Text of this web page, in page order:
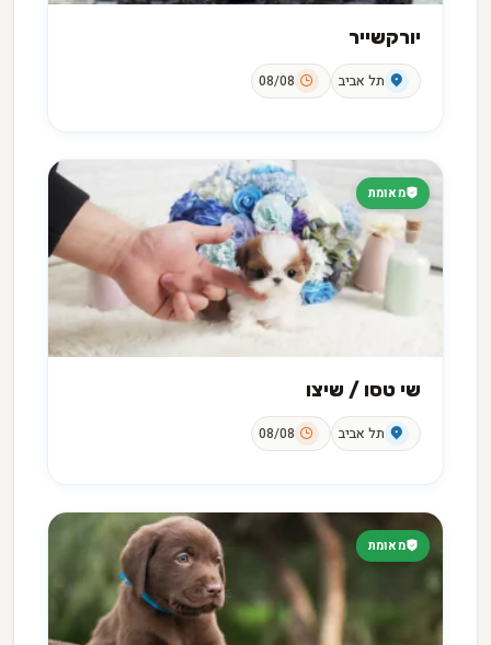
יורקשייר
תל אביב 08/08
מאומת
שי טסו / שיצו
תל אביב 08/08
מאומת